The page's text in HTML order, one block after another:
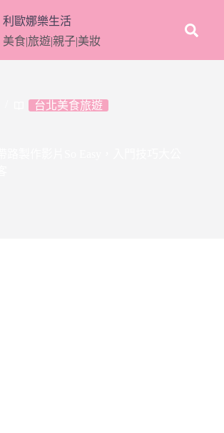
利歐娜樂生活
美食|旅遊|親子|美妝
台北美食旅遊